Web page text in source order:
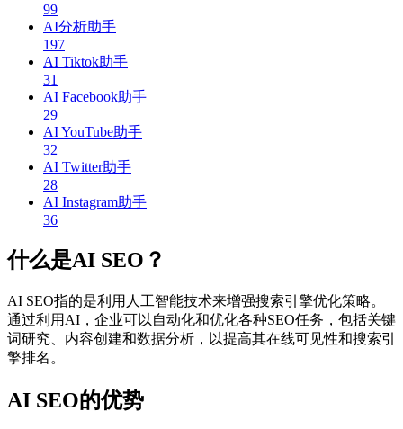
99
AI分析助手
197
AI Tiktok助手
31
AI Facebook助手
29
AI YouTube助手
32
AI Twitter助手
28
AI Instagram助手
36
什么是AI SEO？
AI SEO指的是利用人工智能技术来增强搜索引擎优化策略。
通过利用AI，企业可以自动化和优化各种SEO任务，包括关键
词研究、内容创建和数据分析，以提高其在线可见性和搜索引
擎排名。
AI SEO的优势